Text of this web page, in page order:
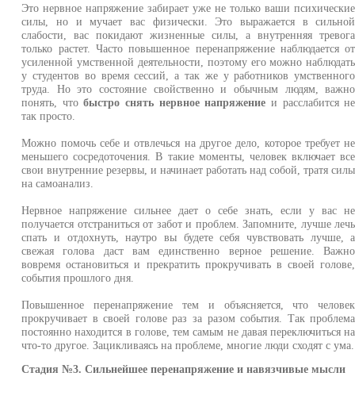
Это нервное напряжение забирает уже не только ваши психические
силы, но и мучает вас физически. Это выражается в сильной
слабости, вас покидают жизненные силы, а внутренняя тревога
только растет. Часто повышенное перенапряжение наблюдается от
усиленной умственной деятельности, поэтому его можно наблюдать
у студентов во время сессий, а так же у работников умственного
труда. Но это состояние свойственно и обычным людям, важно
понять, чтобыстро снять нервное напряжение и расслабится не
так просто.
Можно помочь себе и отвлечься на другое дело, которое требует не
меньшего сосредоточения. В такие моменты, человек включает все
свои внутренние резервы, и начинает работать над собой, тратя силы
на самоанализ.
Нервное напряжение сильнее дает о себе знать, если у вас не
получается отстраниться от забот и проблем. Запомните, лучше лечь
спать и отдохнуть, наутро вы будете себя чувствовать лучше, а
свежая голова даст вам единственно верное решение. Важно
вовремя остановиться и прекратить прокручивать в своей голове,
события прошлого дня.
Повышенное перенапряжение тем и объясняется, что человек
прокручивает в своей голове раз за разом события. Так проблема
постоянно находится в голове, тем самым не давая переключиться на
что-то другое. Зацикливаясь на проблеме, многие люди сходят с ума.
Стадия №3. Сильнейшее перенапряжение и навязчивые мысли